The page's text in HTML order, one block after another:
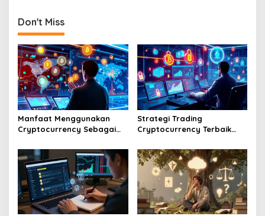
Sekarang
Don't Miss
Manfaat Menggunakan
Cryptocurrency Sebagai
Era Ekonomi Baru
Strategi Trading
Cryptocurrency Terbaik
Enam Mendatang